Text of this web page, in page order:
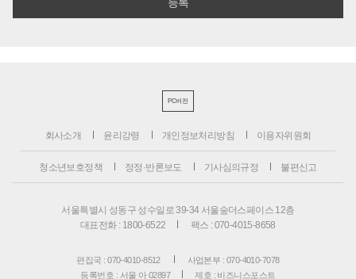
PC버전
회사소개 윤리강령 개인정보처리방침 이용자위원회
청소년보호정책 정정·반론보도 기사심의규정 불편신고
서울특별시 성동구 성수일로 39-34 서울숲더스페이스 12층
대표전화 : 1800-6522
팩스 : 070-4015-8658
편집국 : 070-4010-8512
사업본부 : 070-4010-7078
등록번호 : 서울 아 02897
제호 : 비즈니스포스트